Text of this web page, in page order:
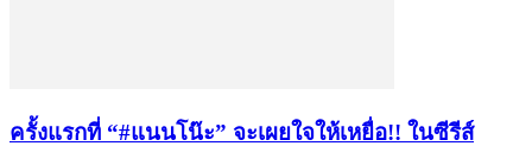
ครั้งแรกที่ “#แนนโน๊ะ” จะเผยใจให้เหยื่อ!! ในซีรีส์